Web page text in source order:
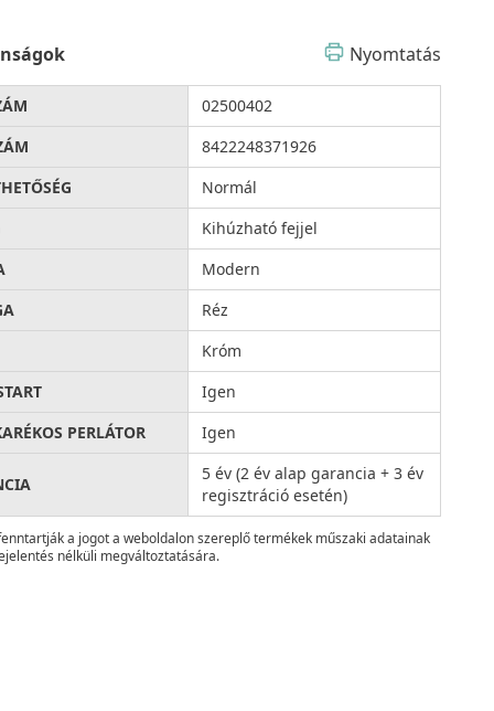
Nyomtatás
02500402
8422248371926
Normál
Kihúzható fejjel
Modern
Réz
Króm
Igen
PERLÁTOR
Igen
5 év (2 év alap garancia + 3 év
regisztráció esetén)
a jogot a weboldalon szereplő termékek műszaki adatainak
nélküli megváltoztatására.